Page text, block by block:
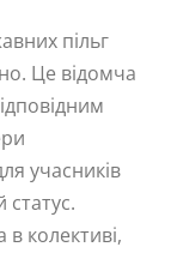
пільг
Це відомча
учасників
колективі,